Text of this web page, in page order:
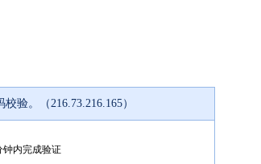
验。（216.73.216.165）
钟内完成验证